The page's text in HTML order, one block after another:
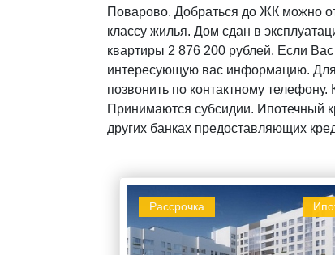
Поварово. Добраться до ЖК можно
классу жилья. Дом сдан в
квартиры 2 876 200 рублей. Если
интересующую вас информацию. Для
позвонить по контактному
Принимаются субсидии. Ипотечный
других банках предоставляющих
Рассрочка